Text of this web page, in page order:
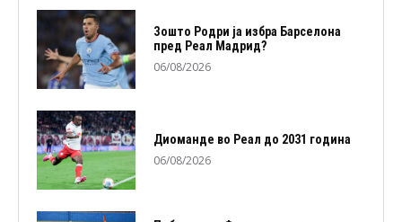
Зошто Родри ја избра Барселона
пред Реал Мадрид?
06/08/2026
Диоманде во Реал до 2031 година
06/08/2026